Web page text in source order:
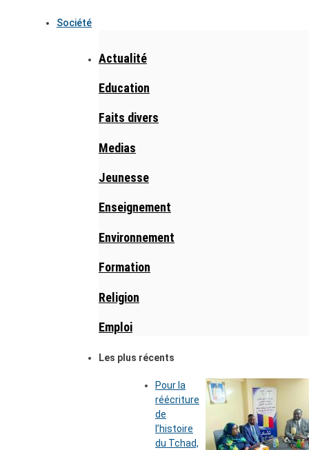
Société
Actualité
Education
Faits divers
Medias
Jeunesse
Enseignement
Environnement
Formation
Religion
Emploi
Les plus récents
Pour la
réécriture
de
l’histoire
du Tchad,